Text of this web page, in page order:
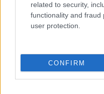
related to security,
functionality and
user protection.
CONFIRM
Σελ. 272
Τιμή: 12,78
ΣΧΕΤΙΚΑ LINKS